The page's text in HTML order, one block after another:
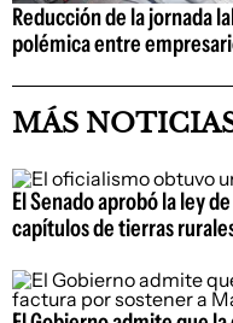
Reducción de la jornada
polémica entre
MÁS
El Senado aprobó la ley
capítulos de tierras